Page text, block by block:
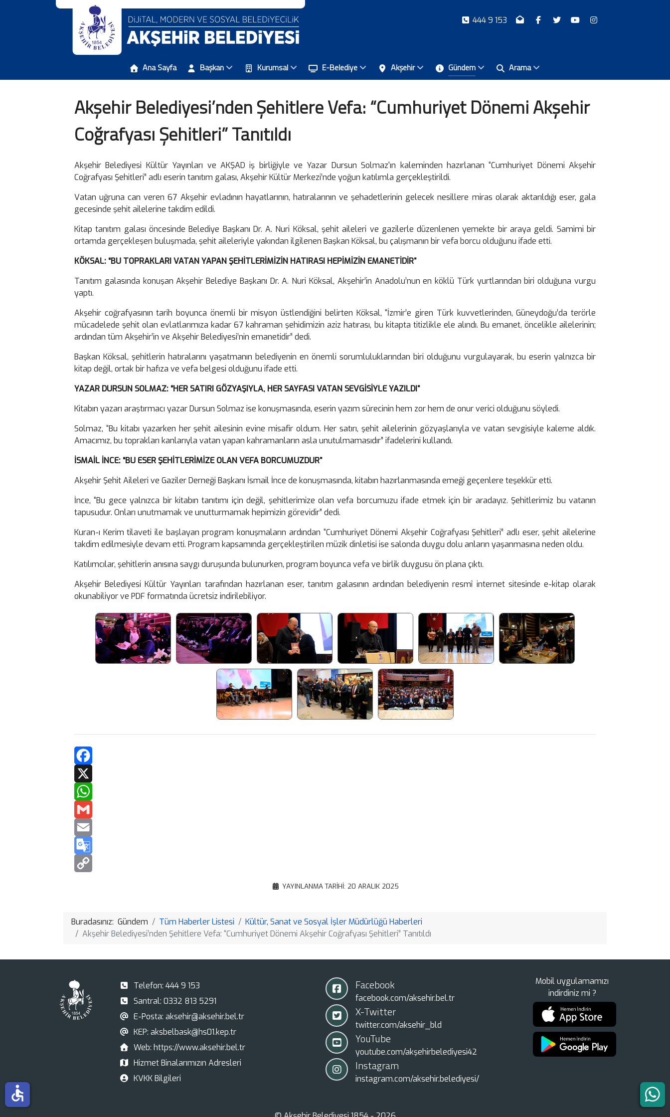
444 9 153
Ana Sayfa Başkan Kurumsal E-Belediye Akşehir Gündem Arama
Akşehir Belediyesi’nden Şehitlere Vefa: “Cumhuriyet Dönemi Akşehir
Coğrafyası Şehitleri” Tanıtıldı
Akşehir Belediyesi Kültür Yayınları ve AKŞAD iş birliğiyle ve Yazar Dursun Solmaz'ın kaleminden hazırlanan “Cumhuriyet Dönemi Akşehir
Coğrafyası Şehitleri” adlı eserin tanıtım galası, Akşehir Kültür Merkezi’nde yoğun katılımla gerçekleştirildi.
Vatan uğruna can veren 67 Akşehir evladının hayatlarının, hatıralarının ve şehadetlerinin gelecek nesillere miras olarak aktarıldığı eser, gala
gecesinde şehit ailelerine takdim edildi.
Kitap tanıtım galası öncesinde Belediye Başkanı Dr. A. Nuri Köksal, şehit aileleri ve gazilerle düzenlenen yemekte bir araya geldi. Samimi bir
ortamda gerçekleşen buluşmada, şehit aileleriyle yakından ilgilenen Başkan Köksal, bu çalışmanın bir vefa borcu olduğunu ifade etti.
KÖKSAL: “BU TOPRAKLARI VATAN YAPAN ŞEHİTLERİMİZİN HATIRASI HEPİMİZİN EMANETİDİR”
Tanıtım galasında konuşan Akşehir Belediye Başkanı Dr. A. Nuri Köksal, Akşehir’in Anadolu’nun en köklü Türk yurtlarından biri olduğuna vurgu
yaptı.
Akşehir coğrafyasının tarih boyunca önemli bir misyon üstlendiğini belirten Köksal, “İzmir’e giren Türk kuvvetlerinden, Güneydoğu’da terörle
mücadelede şehit olan evlatlarımıza kadar 67 kahraman şehidimizin aziz hatırası, bu kitapta titizlikle ele alındı. Bu emanet, öncelikle ailelerinin;
ardından tüm Akşehir’in ve Akşehir Belediyesi’nin emanetidir” dedi.
Başkan Köksal, şehitlerin hatıralarını yaşatmanın belediyenin en önemli sorumluluklarından biri olduğunu vurgulayarak, bu eserin yalnızca bir
kitap değil, ortak bir hafıza ve vefa belgesi olduğunu ifade etti.
YAZAR DURSUN SOLMAZ: “HER SATIRI GÖZYAŞIYLA, HER SAYFASI VATAN SEVGİSİYLE YAZILDI”
Kitabın yazarı araştırmacı yazar Dursun Solmaz ise konuşmasında, eserin yazım sürecinin hem zor hem de onur verici olduğunu söyledi.
Solmaz, “Bu kitabı yazarken her şehit ailesinin evine misafir oldum. Her satırı, şehit ailelerinin gözyaşlarıyla ve vatan sevgisiyle kaleme aldık.
Amacımız, bu toprakları kanlarıyla vatan yapan kahramanların asla unutulmamasıdır” ifadelerini kullandı.
İSMAİL İNCE: “BU ESER ŞEHİTLERİMİZE OLAN VEFA BORCUMUZDUR”
Akşehir Şehit Aileleri ve Gaziler Derneği Başkanı İsmail İnce de konuşmasında, kitabın hazırlanmasında emeği geçenlere teşekkür etti.
İnce, “Bu gece yalnızca bir kitabın tanıtımı için değil, şehitlerimize olan vefa borcumuzu ifade etmek için bir aradayız. Şehitlerimiz bu vatanın
tapusudur. Onları unutmamak ve unutturmamak hepimizin görevidir” dedi.
Kuran-ı Kerim tilaveti ile başlayan program konuşmaların ardından “Cumhuriyet Dönemi Akşehir Coğrafyası Şehitleri” adlı eser, şehit ailelerine
takdim edilmesiyle devam etti. Program kapsamında gerçekleştirilen müzik dinletisi ise salonda duygu dolu anların yaşanmasına neden oldu.
Katılımcılar, şehitlerin anısına saygı duruşunda bulunurken, program boyunca vefa ve birlik duygusu ön plana çıktı.
Akşehir Belediyesi Kültür Yayınları tarafından hazırlanan eser, tanıtım galasının ardından belediyenin resmî internet sitesinde e-kitap olarak
okunabiliyor ve PDF formatında ücretsiz indirilebiliyor.
Translate
Copy
YAYINLANMA TARIHI: 20 ARALIK 2025
Buradasınız: Gündem Tüm Haberler Listesi
Kültür, Sanat ve Sosyal İşler Müdürlüğü Haberleri
Akşehir Belediyesi’nden Şehitlere Vefa: “Cumhuriyet Dönemi Akşehir Coğrafyası Şehitleri” Tanıtıldı
Telefon: 444 9 153
Santral: 0332 813 5291
E-Posta: aksehir@aksehir.bel.tr
KEP: aksbelbask@hs01.kep.tr
Web: https://www.aksehir.bel.tr
Hizmet Binalarımızın Adresleri
KVKK Bilgileri
Facebook
facebook.com/aksehir.bel.tr
X-Twitter
twitter.com/aksehir_bld
YouTube
youtube.com/akşehirbelediyesi42
Instagram
instagram.com/aksehir.belediyesi/
Mobil uygulamamızı
indirdiniz mi ?
accessible